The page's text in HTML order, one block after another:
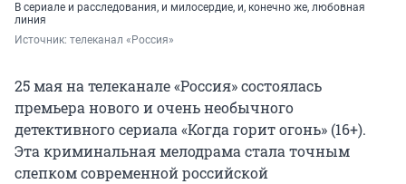
В сериале и расследования, и милосердие, и, конечно же, любовная
линия
Источник: телеканал «Россия»
25 мая на телеканале «Россия» состоялась
премьера нового и очень необычного
детективного сериала «Когда горит огонь» (16+).
Эта криминальная мелодрама стала точным
слепком современной российской